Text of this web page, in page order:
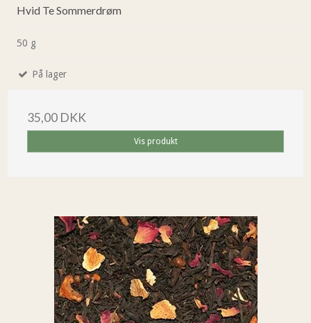
Hvid Te Sommerdrøm
50 g
På lager
35,00 DKK
Vis produkt